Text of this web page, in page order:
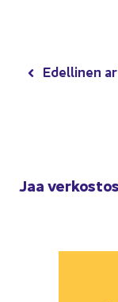
Jaa
Edel­li­nen